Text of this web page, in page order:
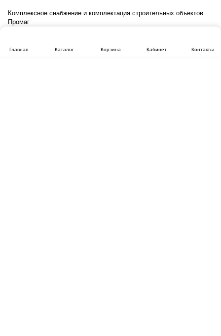
Главная Каталог Корзина Кабинет Контакты
Комплексное снабжение и комплектация строительных объектов
Промаг